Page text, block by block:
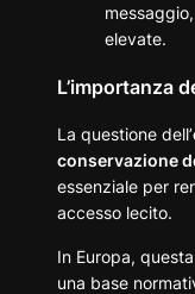
elevate.
L’importanza
La questione dell’
conservazione
essenziale per
accesso lecito.
In Europa,
una base